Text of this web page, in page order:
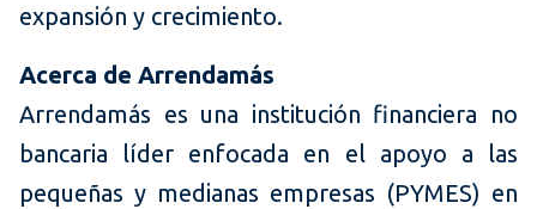
expansión y crecimiento.
Acerca de Arrendamás
Arrendamás es una institución financiera no
bancaria líder enfocada en el apoyo a las
pequeñas y medianas empresas (PYMES) en